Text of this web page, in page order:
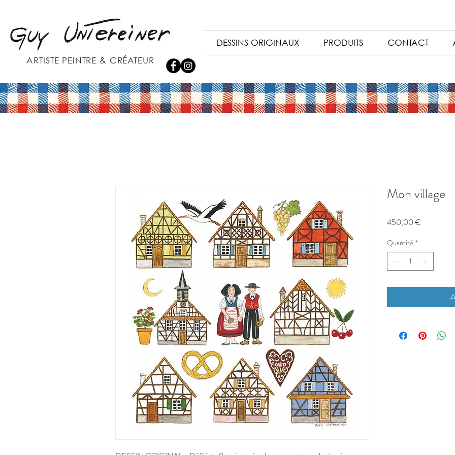
ARTISTE PEINTRE & CRÉATEUR
DESSINS ORIGINAUX PRODUITS CONTACT
Mon village
450,00 €
Quantité *